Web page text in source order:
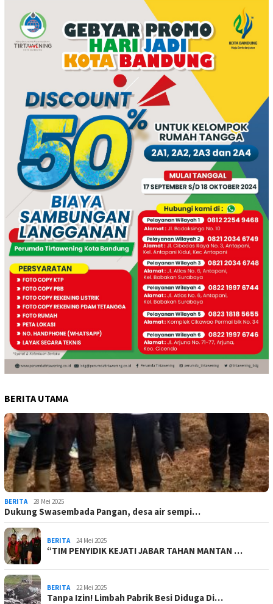
BERITA UTAMA
BERITA 28 Mei 2025
Dukung Swasembada Pangan, desa air sempi…
BERITA 24 Mei 2025
“TIM PENYIDIK KEJATI JABAR TAHAN MANTAN …
BERITA 22 Mei 2025
Tanpa Izin! Limbah Pabrik Besi Diduga Di…